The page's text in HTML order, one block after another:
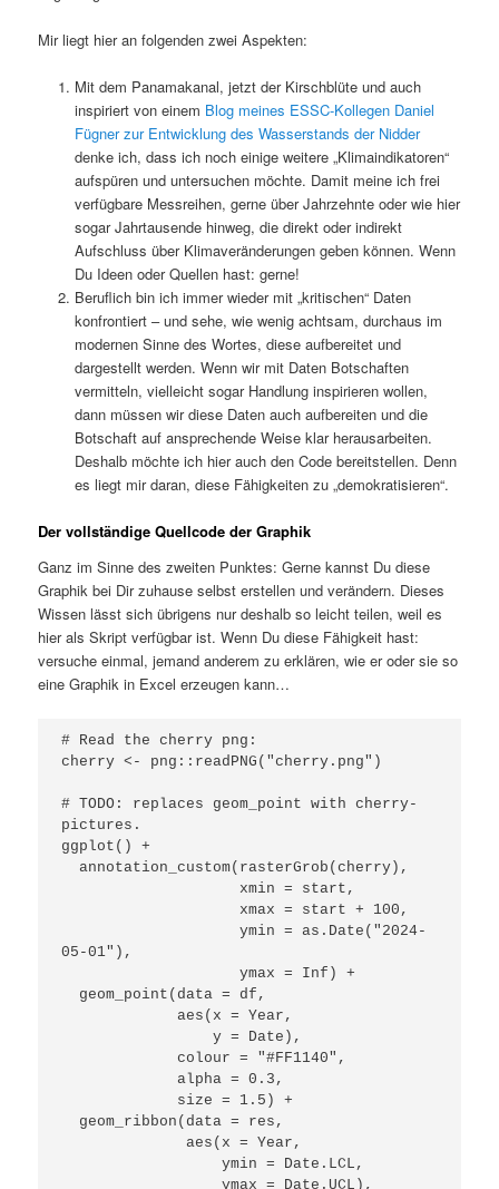
Mir liegt hier an folgenden zwei Aspekten:
Mit dem Panamakanal, jetzt der Kirschblüte und auch
inspiriert von einem Blog meines ESSC-Kollegen Daniel
Fügner zur Entwicklung des Wasserstands der Nidder
denke ich, dass ich noch einige weitere „Klimaindikatoren“
aufspüren und untersuchen möchte. Damit meine ich frei
verfügbare Messreihen, gerne über Jahrzehnte oder wie hier
sogar Jahrtausende hinweg, die direkt oder indirekt
Aufschluss über Klimaveränderungen geben können. Wenn
Du Ideen oder Quellen hast: gerne!
Beruflich bin ich immer wieder mit „kritischen“ Daten
konfrontiert – und sehe, wie wenig achtsam, durchaus im
modernen Sinne des Wortes, diese aufbereitet und
dargestellt werden. Wenn wir mit Daten Botschaften
vermitteln, vielleicht sogar Handlung inspirieren wollen,
dann müssen wir diese Daten auch aufbereiten und die
Botschaft auf ansprechende Weise klar herausarbeiten.
Deshalb möchte ich hier auch den Code bereitstellen. Denn
es liegt mir daran, diese Fähigkeiten zu „demokratisieren“.
Der vollständige Quellcode der Graphik
Ganz im Sinne des zweiten Punktes: Gerne kannst Du diese
Graphik bei Dir zuhause selbst erstellen und verändern. Dieses
Wissen lässt sich übrigens nur deshalb so leicht teilen, weil es
hier als Skript verfügbar ist. Wenn Du diese Fähigkeit hast:
versuche einmal, jemand anderem zu erklären, wie er oder sie so
eine Graphik in Excel erzeugen kann…
# Read the cherry png:
cherry <- png::readPNG("cherry.png")
# TODO: replaces geom_point with cherry-
pictures.
ggplot() +
                    ymin = as.Date("2024-
05-01"),
                    ymax = Inf) +
                 y = Date),
             colour = "#FF1140",
                  ymin = Date.LCL,
                  ymax = Date.UCL),